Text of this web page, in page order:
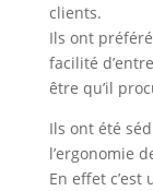
clients.
Ils ont
facilité
être qu’il
Ils ont été
l’ergonomie
En effet